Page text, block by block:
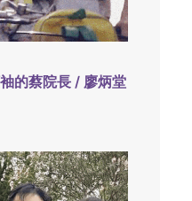
的蔡院長 / 廖炳堂